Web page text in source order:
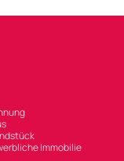
Immobilie